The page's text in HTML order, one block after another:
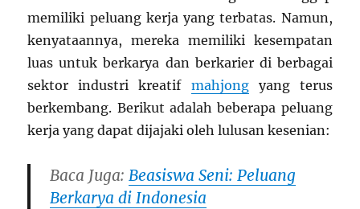
memiliki peluang kerja yang terbatas. Namun,
kenyataannya, mereka memiliki kesempatan
luas untuk berkarya dan berkarier di berbagai
sektor industri kreatif mahjongyang terus
berkembang. Berikut adalah beberapa peluang
kerja yang dapat dijajaki oleh lulusan kesenian:
Baca Juga:Beasiswa Seni: Peluang
Berkarya di Indonesia